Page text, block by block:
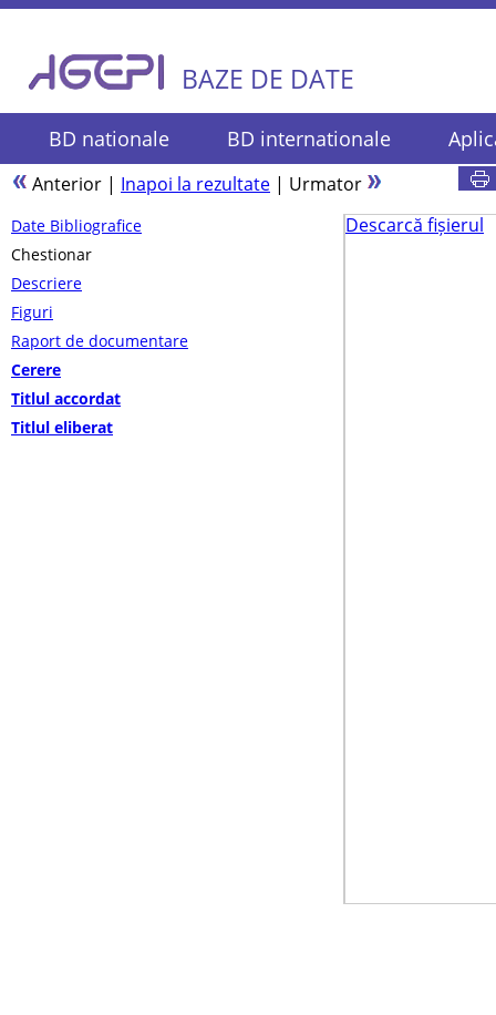
BAZE DE DATE
BD nationale BD internationale
Anterior | Inapoi la rezultate | Urmator
Date Bibliografice
Chestionar
Descriere
Figuri
Raport de documentare
Cerere
Titlul accordat
Titlul eliberat
Descarcă fișierul